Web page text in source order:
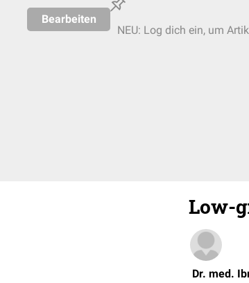
Bearbeiten
NEU: Log dich ein, um
Low-
Dr. med.